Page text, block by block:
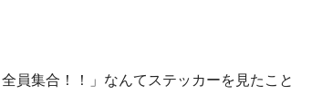
員集合！！」なんてステッカーを見たこと